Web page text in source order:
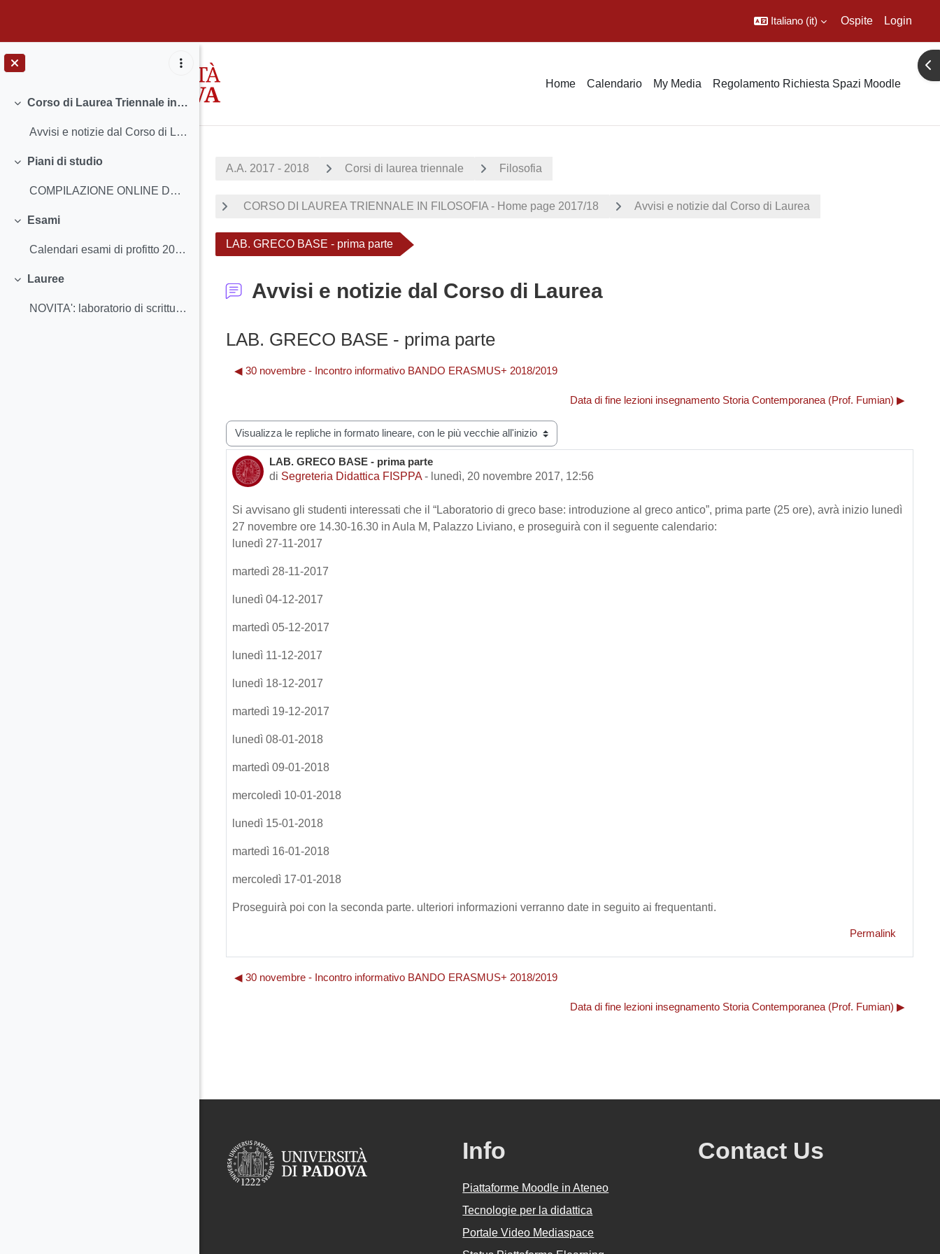
Italiano ‎(it)‎ Ospite Login
Home Calendario My Media Regolamento Richiesta Spazi Moodle
Minimizza
Corso di Laurea Triennale in Filosofia
Avvisi e notizie dal Corso di Laurea Insegnamen...
Minimizza
Piani di studio
COMPILAZIONE ONLINE DEL PIANO DEGLI STUDI (a parti...
Minimizza
Esami
Calendari esami di profitto 2017-18 Iscriversi ag...
Minimizza
Lauree
NOVITA': laboratorio di scrittura tesiCalendario...
A.A. 2017 - 2018 Corsi di laurea triennale Filosofia
CORSO DI LAUREA TRIENNALE IN FILOSOFIA - Home page 2017/18 Avvisi e notizie dal Corso di Laurea
LAB. GRECO BASE - prima parte
Avvisi e notizie dal Corso di Laurea
LAB. GRECO BASE - prima parte
◀︎ 30 novembre - Incontro informativo BANDO ERASMUS+ 2018/2019
Data di fine lezioni insegnamento Storia Contemporanea (Prof. Fumian) ▶︎
Modalità visualizzazione
LAB. GRECO BASE - prima parte
di Segreteria Didattica FISPPA - lunedì, 20 novembre 2017, 12:56
Numero di risposte: 0
Si avvisano gli studenti interessati che il “Laboratorio di greco base: introduzione al greco antico”, prima parte (25 ore), avrà inizio lunedì
27 novembre ore 14.30-16.30 in Aula M, Palazzo Liviano, e proseguirà con il seguente calendario:
lunedì 27-11-2017
martedì 28-11-2017
lunedì 04-12-2017
martedì 05-12-2017
lunedì 11-12-2017
lunedì 18-12-2017
martedì 19-12-2017
lunedì 08-01-2018
martedì 09-01-2018
mercoledì 10-01-2018
lunedì 15-01-2018
martedì 16-01-2018
mercoledì 17-01-2018
Proseguirà poi con la seconda parte. ulteriori informazioni verranno date in seguito ai frequentanti.
Permalink
◀︎ 30 novembre - Incontro informativo BANDO ERASMUS+ 2018/2019
Data di fine lezioni insegnamento Storia Contemporanea (Prof. Fumian) ▶︎
Info
Piattaforme Moodle in Ateneo
Tecnologie per la didattica
Portale Video Mediaspace
Contact Us